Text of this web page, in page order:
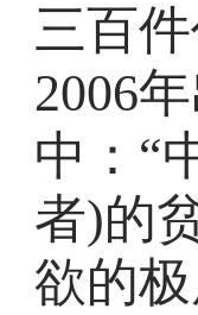
三百
2006
中：“
者)的
欲的